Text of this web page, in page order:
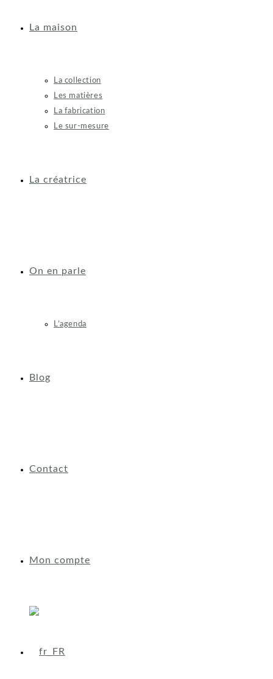
La maison
La collection
Les matières
La fabrication
Le sur-mesure
La créatrice
On en parle
L’agenda
Blog
Contact
Mon compte